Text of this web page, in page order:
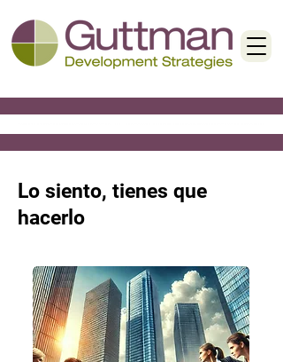
Lo siento, tienes que
hacerlo